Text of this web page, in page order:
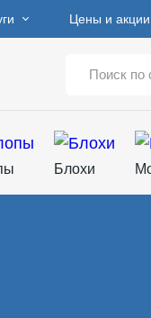
Цены и акции
Блохи